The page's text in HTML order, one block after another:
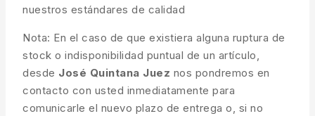
nuestros estándares de calidad
Nota: En el caso de que existiera alguna ruptura de
stock o indisponibilidad puntual de un artículo,
desde José Quintana Juez nos pondremos en
contacto con usted inmediatamente para
comunicarle el nuevo plazo de entrega o, si no